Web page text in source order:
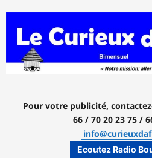
contenu
Pour votre publicité,
66 / 70 20 23 75 /
Ecoutez Radio